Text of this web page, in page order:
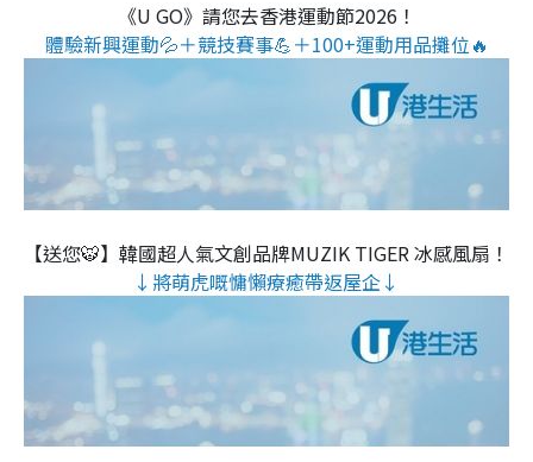
《U GO》請您去香港運動節2026！
體驗新興運動💦＋競技賽事💪＋100+運動用品攤位🔥
【送您🐯】韓國超人氣文創品牌MUZIK TIGER 冰感風扇！
↓將萌虎嘅慵懶療癒帶返屋企↓